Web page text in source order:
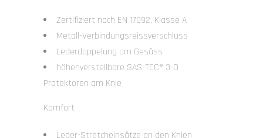
Zertifiziert nach EN 17092, Klasse A
Metall-Verbindungsreissverschluss
Lederdoppelung am Gesäss
höhenverstellbare SAS-TEC® 3-D
Protektoren am Knie
Komfort